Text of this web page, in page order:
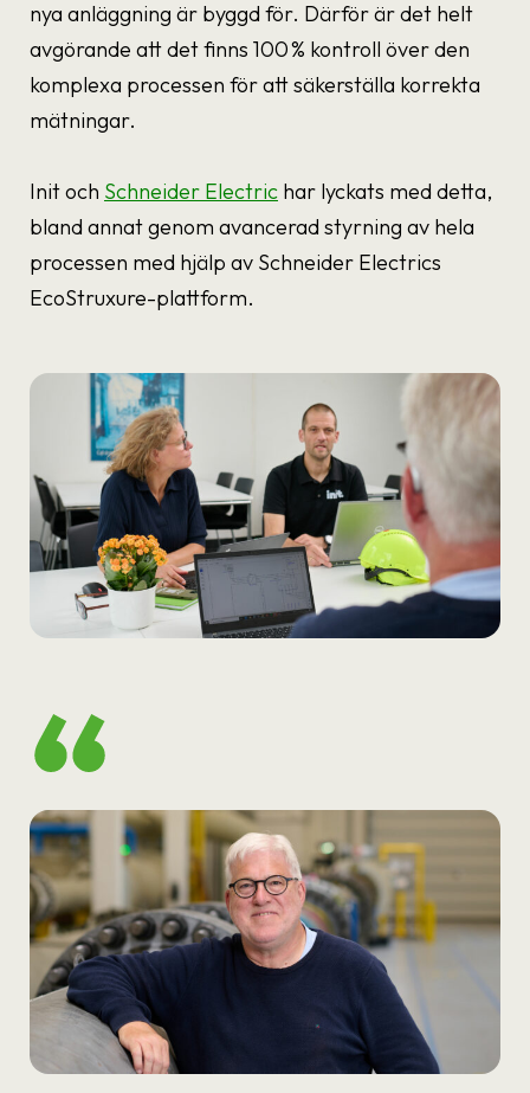
nya anläggning är byggd för. Därför är det helt
avgörande att det finns 100 % kontroll över den
komplexa processen för att säkerställa korrekta
mätningar.
Init och Schneider Electric har lyckats med detta,
bland annat genom avancerad styrning av hela
processen med hjälp av Schneider Electrics
EcoStruxure-plattform.